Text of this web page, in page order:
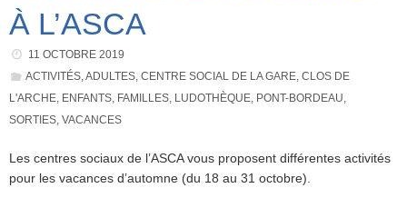
À L’ASCA
11 OCTOBRE 2019
ACTIVITÉS, ADULTES, CENTRE SOCIAL DE LA GARE, CLOS DE
L'ARCHE ENFANTS FAMILLES LUDOTHÈQUE PONT-BORDEAU
SORTIES VACANCES
Les centres sociaux de l’ASCA vous proposent différentes activités
pour les vacances d’automne (du 18 au 31 octobre).